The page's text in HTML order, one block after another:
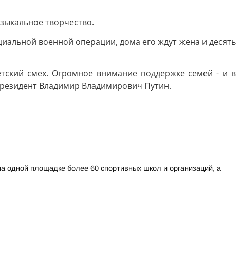
творчество.
военной операции, дома его ждут жена и десять
смех. Огромное внимание поддержке семей - и в
Владимир Владимирович Путин.
одной площадке более 60 спортивных школ и организаций, а